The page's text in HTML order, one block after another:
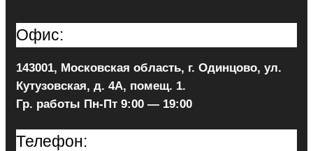
Офис:
143001, Московская область, г. Одинцово, ул.
Кутузовская, д. 4А, помещ. 1.
Гр. работы Пн-Пт 9:00 — 19:00
Телефон: